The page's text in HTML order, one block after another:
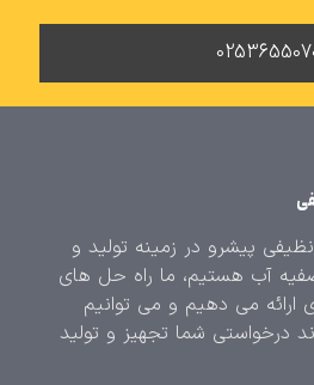
پیشرو در زمینه تولید و
آب هستیم، ما راه حل های
می دهیم و می توانیم
درخواستی شما تجهیز و تولید